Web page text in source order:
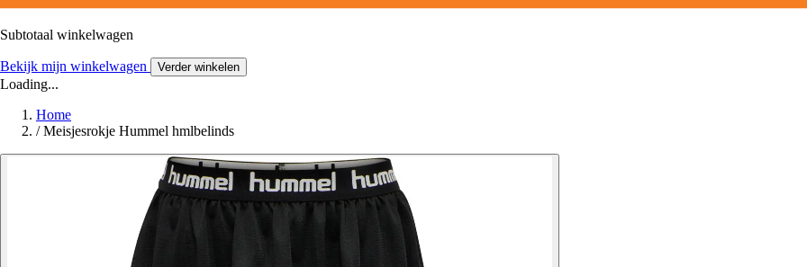
Subtotaal winkelwagen
Bekijk mijn winkelwagen Verder winkelen
Loading...
Home
/ Meisjesrokje Hummel hmlbelinds